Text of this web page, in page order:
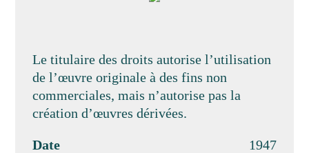
Le titulaire des droits autorise l’utilisation
de l’œuvre originale à des fins non
commerciales, mais n’autorise pas la
création d’œuvres dérivées.
Date 1947